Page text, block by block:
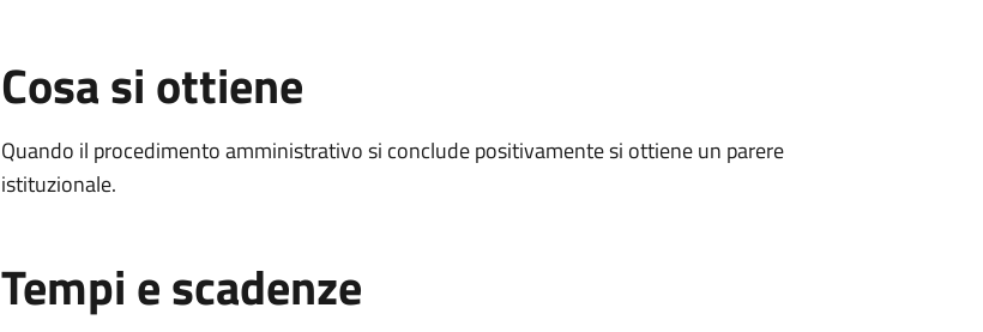
Cosa si ottiene
Quando il procedimento amministrativo si conclude positivamente si ottiene un parere
istituzionale.
Tempi e scadenze